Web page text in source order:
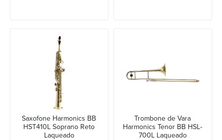
Saxofone Harmonics BB
HST410L Soprano Reto
Laqueado
Trombone de Vara
Harmonics Tenor BB HSL-
700L Laqueado